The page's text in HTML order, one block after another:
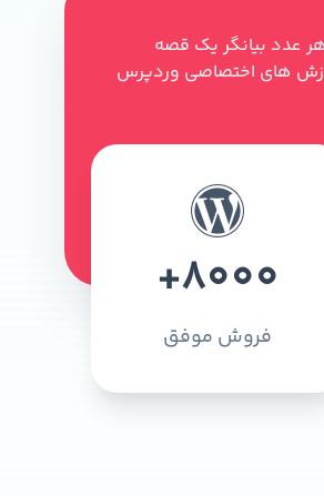
عدد بیانگر یک قصه
های اختصاصی وردپرس
8000
+
فروش موفق